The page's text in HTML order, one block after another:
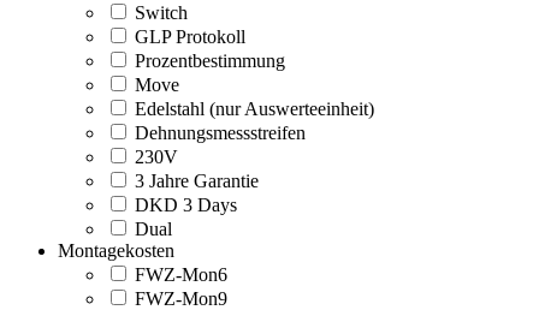
Switch
GLP Protokoll
Prozentbestimmung
Move
Edelstahl (nur Auswerteeinheit)
Dehnungsmessstreifen
230V
3 Jahre Garantie
DKD 3 Days
Dual
Montagekosten
FWZ-Mon6
FWZ-Mon9